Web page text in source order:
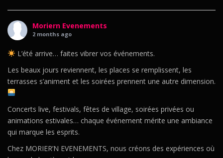
Moriern Evenements
2 months ago
L’été arrive… faites vibrer vos événements.
Les beaux jours reviennent, les places se remplissent, les
terrasses s’animent et les soirées prennent une autre dimension.
Concerts live, festivals, fêtes de village, soirées privées ou
animations estivales… chaque événement mérite une ambiance
qui marque les esprits.
Chez MORIER’N EVENEMENTS, nous créons des expériences où